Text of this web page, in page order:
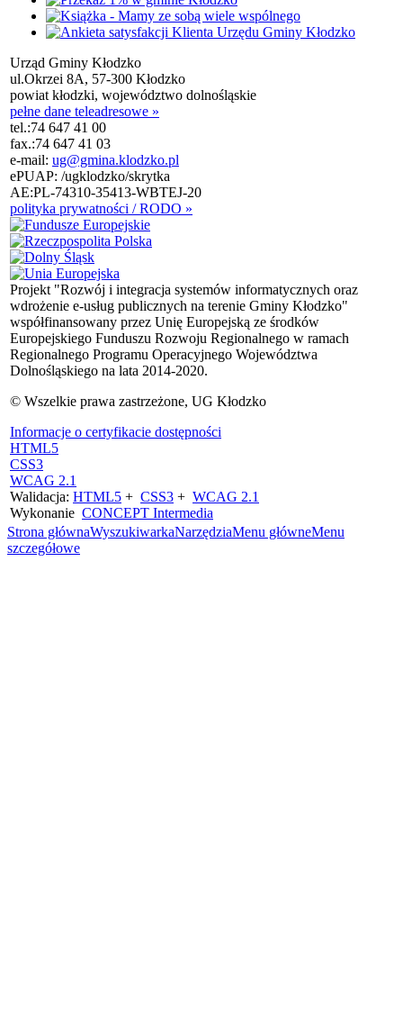
Urząd Gminy Kłodzko
ul.Okrzei 8A, 57-300 Kłodzko
powiat kłodzki, województwo dolnośląskie
pełne dane teleadresowe »
tel.:74 647 41 00
fax.:74 647 41 03
e-mail: ug@gmina.klodzko.pl
ePUAP: /ugklodzko/skrytka
AE:PL-74310-35413-WBTEJ-20
polityka prywatności / RODO »
Projekt "Rozwój i integracja systemów informatycznych oraz
wdrożenie e-usług publicznych na terenie Gminy Kłodzko"
współfinansowany przez Unię Europejską ze środków
Europejskiego Funduszu Rozwoju Regionalnego w ramach
Regionalnego Programu Operacyjnego Województwa
Dolnośląskiego na lata 2014-2020.
© Wszelkie prawa zastrzeżone, UG Kłodzko
Informacje o certyfikacie dostępności
HTML5
CSS3
WCAG 2.1
Walidacja: HTML5 + CSS3 + WCAG 2.1
Wykonanie CONCEPT Intermedia
Strona głównaWyszukiwarkaNarzędziaMenu główneMenu
szczegółowe